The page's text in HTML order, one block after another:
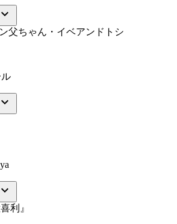
keyboard_arrow_down
父ちゃん・イベアンドトシ
keyboard_arrow_down
keyboard_arrow_down
利』